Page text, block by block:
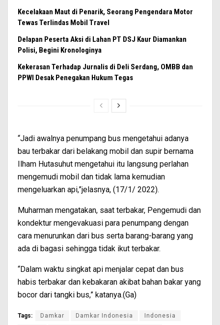
Kecelakaan Maut di Penarik, Seorang Pengendara Motor
Tewas Terlindas Mobil Travel
Delapan Peserta Aksi di Lahan PT DSJ Kaur Diamankan
Polisi, Begini Kronologinya
Kekerasan Terhadap Jurnalis di Deli Serdang, OMBB dan
PPWI Desak Penegakan Hukum Tegas
“Jadi awalnya penumpang bus mengetahui adanya
bau terbakar dari belakang mobil dan supir bernama
Ilham Hutasuhut mengetahui itu langsung perlahan
mengemudi mobil dan tidak lama kemudian
mengeluarkan api,”jelasnya, (17/1/ 2022).
Muharman mengatakan, saat terbakar, Pengemudi dan
kondektur mengevakuasi para penumpang dengan
cara menurunkan dari bus serta barang-barang yang
ada di bagasi sehingga tidak ikut terbakar.
“Dalam waktu singkat api menjalar cepat dan bus
habis terbakar dan kebakaran akibat bahan bakar yang
bocor dari tangki bus,” katanya.(Ga)
Tags: Damkar Damkar Indonesia Indonesia